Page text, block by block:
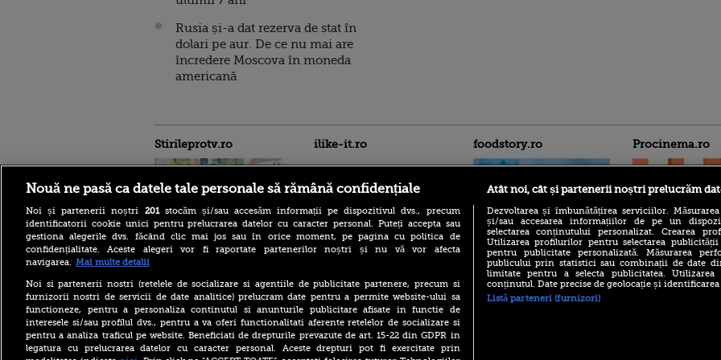
Rusia și-a dat rezerva de stat în
dolari pe aur. De ce nu mai are
încredere Moscova în moneda
americană
Stirileprotv.ro
De unde au tăiat românii
mai puține produse în coșul
de cumpărături
Cu ce era încărcat avionul
cargo ucrainean Antonov
lângă care s-a găsit o dronă
cu bombă pe aeroportul din
ilike-it.ro foodstory.ro
(P) Descoperă Lumea
Evenimentelor din România
cu Transilvania Events!
(P) Raku, gaming intens și o
Procinema.ro
Emoții intense
Sebastian Stan!
Annabelle, l-a
Nouă ne pasă ca datele tale personale să rămână confidențiale
Noi și partenerii noștri 201stocăm și/sau accesăm informații pe dispozitivul dvs., precum
identificatorii cookie unici pentru prelucrarea datelor cu caracter personal. Puteți accepta sau
gestiona alegerile dvs. făcând clic mai jos sau în orice moment, pe pagina cu politica de
confidențialitate. Aceste alegeri vor fi raportate partenerilor noștri și nu vă vor afecta
navigarea. Mai multe detalii
Noi si partenerii nostri (retelele de socializare si agentiile de publicitate partenere, precum si
furnizorii nostri de servicii de date analitice) prelucram date pentru a permite website-ului sa
functioneze, pentru a personaliza continutul si anunturile publicitare afisate in functie de
interesele si/sau profilul dvs., pentru a va oferi functionalitati aferente retelelor de socializare si
pentru a analiza traficul pe website. Beneficiati de drepturile prevazute de art. 15-22 din GDPR in
legatura cu prelucrarea datelor cu caracter personal. Aceste drepturi pot fi exercitate prin
Atât noi, cât și partenerii noștri prelucrăm
Dezvoltarea și îmbunătățirea serviciilor.
și/sau accesarea informațiilor de pe un
selectarea conținutului personalizat. Crearea
Utilizarea profilurilor pentru selectarea
pentru publicitate personalizată. Măsurarea
publicului prin statistici sau combinații de date
limitate pentru a selecta publicitatea.
conținutul. Date precise de geolocație și
Listă parteneri (furnizori)